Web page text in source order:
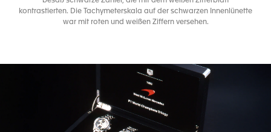
kontrastierten. Die Tachymeterskala auf der schwarzen Innenlünette
war mit roten und weißen Ziffern versehen.